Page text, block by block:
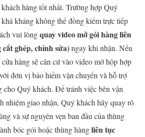
hàng tốt nhất. Trường hợp Quý
kháng không thể đồng kiểm trực tiếp
vui lòngquay video mở gói hàng liên
ghép, chỉnh sửa)ngay khi nhận. Nếu
hàng sẽ căn cứ vào video mở hộp hợp
đơn vị bảo hiểm vận chuyển và hỗ trợ
cho Quý khách. Để tránh việc bên vận
nhiệm giao nhận, Quý khách hãy quay rõ
và sự nguyên vẹn ban đầu của thùng
bóc gói hoặc thùng hàngliên tục